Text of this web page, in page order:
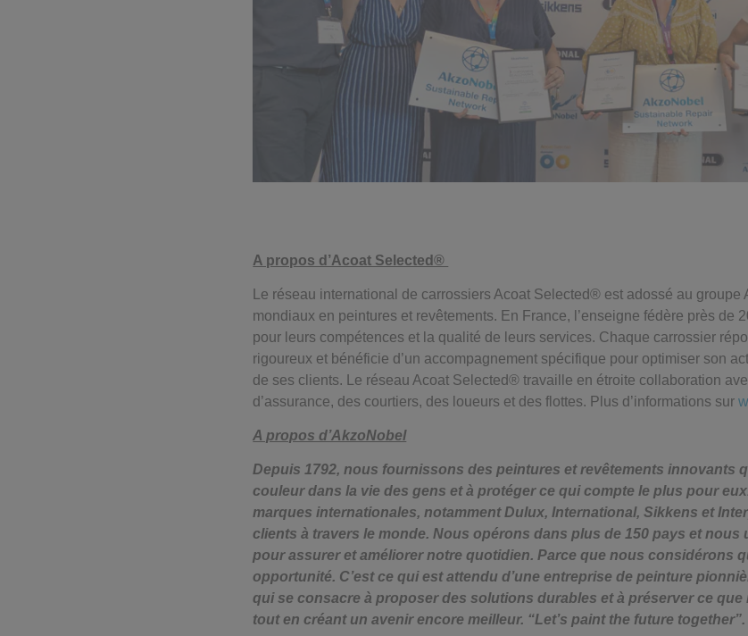
A propos d’Acoat Selected®
Le réseau international de carrossiers Acoat Selected® est adossé au
mondiaux en peintures et revêtements. En France, l’enseigne fédère près de
pour leurs compétences et la qualité de leurs services. Chaque carrossier
rigoureux et bénéficie d’un accompagnement spécifique pour optimiser son
de ses clients. Le réseau Acoat Selected® travaille en étroite collaboration
d’assurance, des courtiers, des loueurs et des flottes. Plus d’informations sur
A propos d’AkzoNobel
Depuis 1792, nous fournissons des peintures et revêtements innovants
couleur dans la vie des gens et à protéger ce qui compte le plus pour
marques internationales, notamment Dulux, International, Sikkens et
clients à travers le monde. Nous opérons dans plus de 150 pays et nous
pour assurer et améliorer notre quotidien. Parce que nous considérons
opportunité. C’est ce qui est attendu d’une entreprise de peinture
qui se consacre à proposer des solutions durables et à préserver ce
tout en créant un avenir encore meilleur. “Let’s paint the future together”.